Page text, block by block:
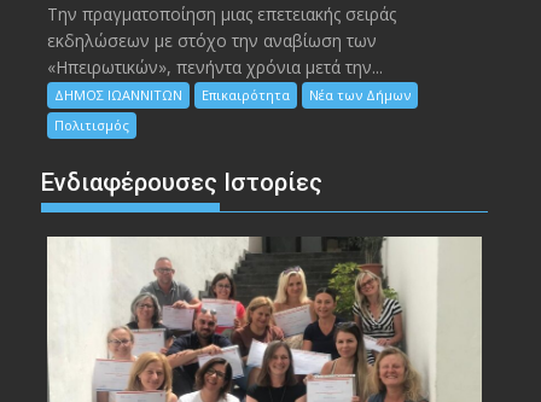
Την πραγματοποίηση μιας επετειακής σειράς
εκδηλώσεων με στόχο την αναβίωση των
«Ηπειρωτικών», πενήντα χρόνια μετά την...
ΔΗΜΟΣ ΙΩΑΝΝΙΤΩΝ Επικαιρότητα
Νέα των Δήμων
Πολιτισμός
Ενδιαφέρουσες Ιστορίες